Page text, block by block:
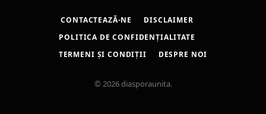
CONTACTEAZĂ-NE
DISCLAIMER
POLITICA DE CONFIDENȚIALITATE
TERMENI ȘI CONDIȚII
DESPRE NOI
© 2026 diasporaunita.